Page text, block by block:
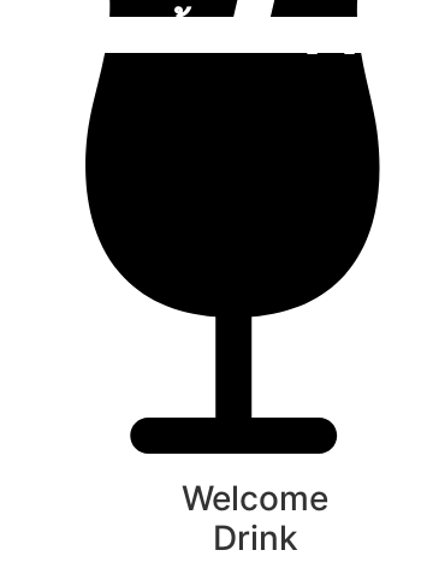
นับหิ่งห้อย ร้อยลำพู ดูพร
Welcome
Drink